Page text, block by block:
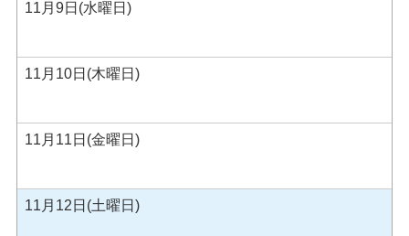
11月9日(水曜日)
11月10日(木曜日)
11月11日(金曜日)
11月12日(土曜日)